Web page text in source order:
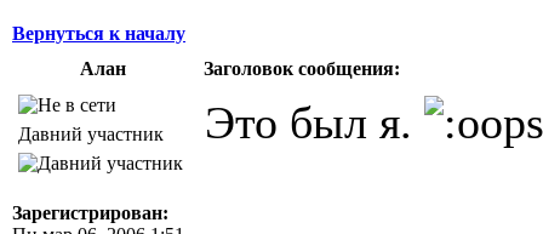
Вернуться к началу
Алан
Заголовок сообщения:
Давний участник
Зарегистрирован:
Это был я.